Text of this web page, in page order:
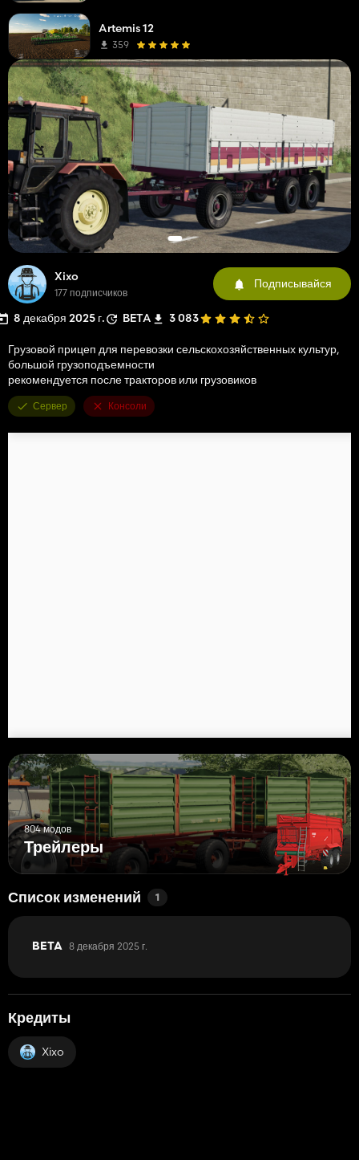
Xixo
177 подписчиков
Подписывайся
8 декабря 2025 г. BETA 3 083
Грузовой прицеп для перевозки сельскохозяйственных культур,
большой грузоподъемности
рекомендуется после тракторов или грузовиков
Сервер Консоли
804 модов
Трейлеры
Список изменений 1
BETA 8 декабря 2025 г.
Кредиты
Xixo
Artemis 12
359